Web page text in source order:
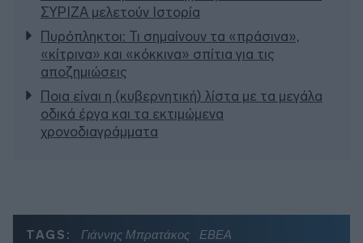
ΣΥΡΙΖΑ μελετούν Ιστορία
Πυρόπληκτοι: Τι σημαίνουν τα «πράσινα»,
«κίτρινα» και «κόκκινα» σπίτια για τις
αποζημιώσεις
Ποια είναι η (κυβερνητική) λίστα με τα μεγάλα
οδικά έργα και τα εκτιμώμενα
χρονοδιαγράμματα
TAGS: Γιάννης Μπρατάκος
ΕΒΕΑ